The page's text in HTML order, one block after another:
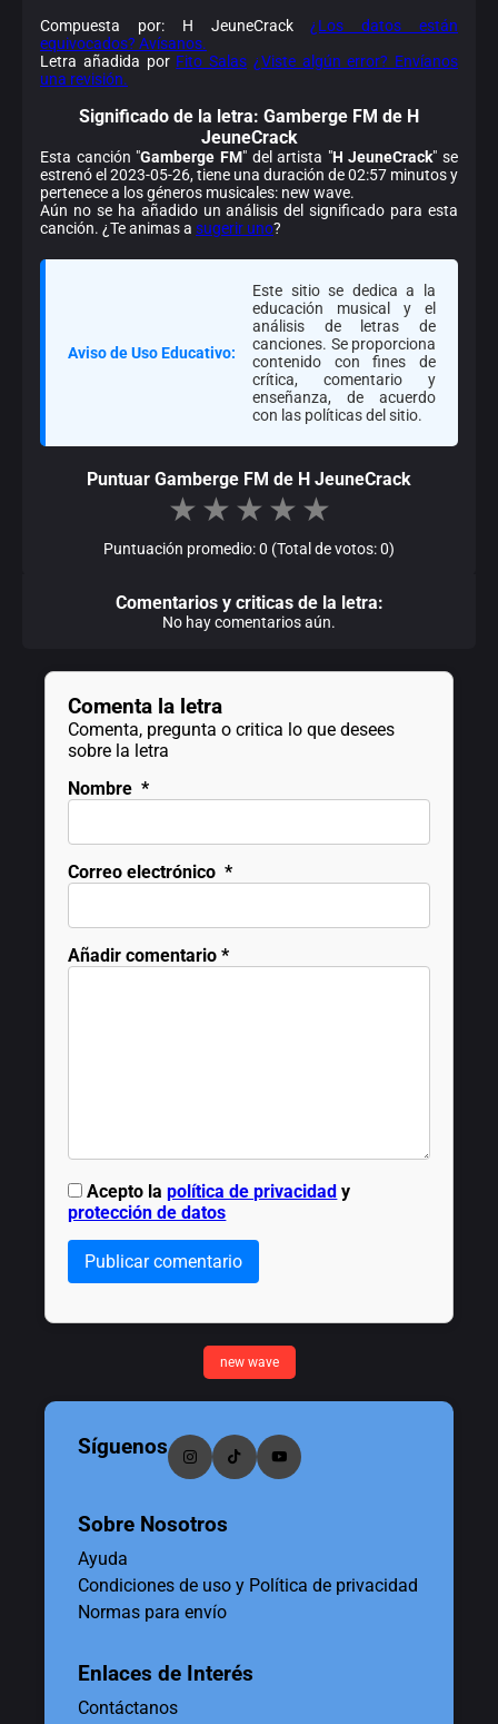
Compuesta por: H JeuneCrack¿Los datos están
equivocados? Avísanos.
Letra añadida por Fito Salas ¿Viste algún error? Envíanos
una revisión.
Significado de la letra: Gamberge FM de H
JeuneCrack
Esta canción "Gamberge FM" del artista "H JeuneCrack" se
estrenó el 2023-05-26, tiene una duración de 02:57 minutos y
pertenece a los géneros musicales: new wave.
Aún no se ha añadido un análisis del significado para esta
canción. ¿Te animas a sugerir uno?
Aviso de Uso Educativo:
Este sitio se dedica a la
educación musical y el
análisis de letras de
canciones. Se proporciona
contenido con fines de
crítica, comentario y
enseñanza, de acuerdo
con las políticas del sitio.
Puntuar Gamberge FM de H JeuneCrack
★ ★ ★ ★ ★
Puntuación promedio: 0 (Total de votos: 0)
Comentarios y criticas de la letra:
No hay comentarios aún.
Comenta la letra
Comenta, pregunta o critica lo que desees
sobre la letra
Nombre *
Correo electrónico *
Añadir comentario *
Acepto lapolítica de privacidad y
protección de datos
Publicar comentario
new wave
Síguenos
Sobre Nosotros
Ayuda
Condiciones de uso y Política de privacidad
Normas para envío
Enlaces de Interés
Contáctanos